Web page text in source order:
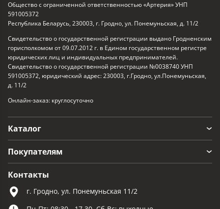
Общество с ограниченной ответственностью «Артерия» УНП
591005372
Республика Беларусь, 230003, г. Гродно, ул. Понемуньская, д. 11/2
Свидетельство о государственной регистрации выдано Гродненским
горисполкомом от 09.07.2012 г. в Едином государственном регистре
юридических лиц и индивидуальных предпринимателей.
Свидетельство о государственной регистрации №0038740 УНП
591005372, юридический адрес: 230003, г.Гродно, ул.Понемуньская,
д. 11/2
Онлайн-заказ: круглосуточно
Каталог
Покупателям
Контакты
г. Гродно, ул. Понемуньская 11/2